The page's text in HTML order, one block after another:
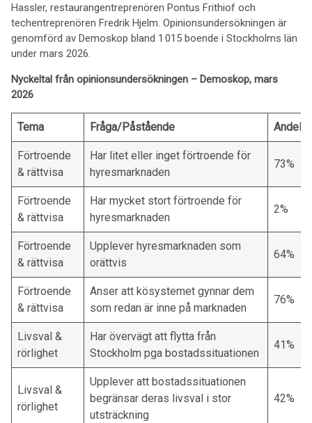
Hassler, restaurangentreprenören Pontus Frithiof och
techentreprenören Fredrik Hjelm. Opinionsundersökningen är
genomförd av Demoskop bland 1 015 boende i Stockholms län
under mars 2026.
Nyckeltal från opinionsundersökningen – Demoskop, mars
2026
Tema Fråga/Påstående Andel
Förtroende
& rättvisa
Har litet eller inget förtroende för
hyresmarknaden
73%
Förtroende
& rättvisa
Har mycket stort förtroende för
hyresmarknaden
2%
Förtroende
& rättvisa
Upplever hyresmarknaden som
orättvis
64%
Förtroende
& rättvisa
Anser att kösystemet gynnar dem
som redan är inne på marknaden
76%
Livsval &
rörlighet
Har övervägt att flytta från
Stockholm pga bostadssituationen
41%
Livsval &
rörlighet
Upplever att bostadssituationen
begränsar deras livsval i stor
utsträckning
42%